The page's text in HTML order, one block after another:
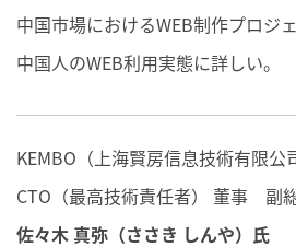
中国市場におけるWEB制作プロジ
中国人のWEB利用実態に詳しい。
KEMBO（上海賢房信息技術有限公
CTO（最高技術責任者） 董事 副
佐々木 真弥（ささき しんや）氏